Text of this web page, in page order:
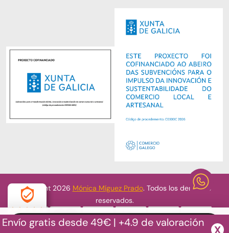
Copyright 2026 Mónica Míguez Prado. Todos los derechos
reservados.
4.9
Envío gratis desde 49€ | +4.9 de valoración
X